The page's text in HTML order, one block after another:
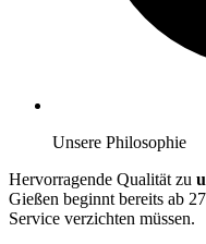
Unsere Philosophie
Hervorragende Qualität zu
Gießen beginnt bereits ab
Service verzichten müssen.